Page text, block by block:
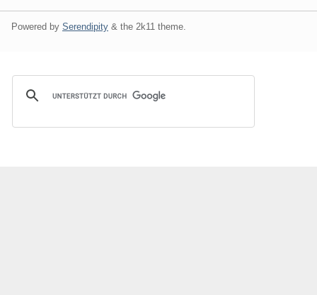
Powered by Serendipity & the 2k11 theme.